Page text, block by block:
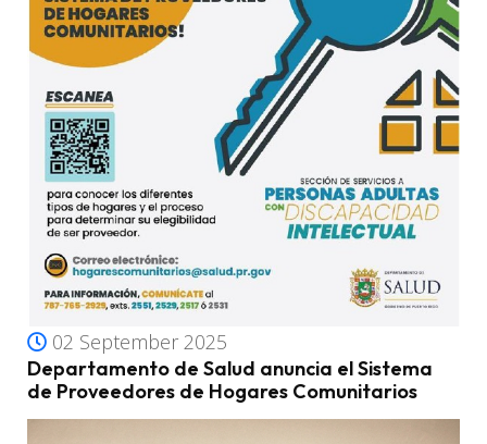
02 September 2025
Departamento de Salud anuncia el Sistema
de Proveedores de Hogares Comunitarios